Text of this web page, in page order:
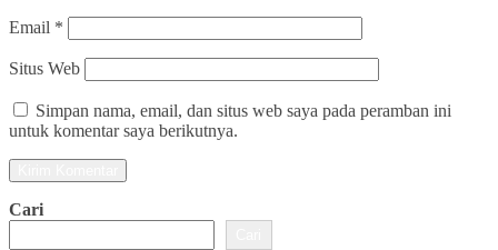
Email *
Situs Web
Simpan nama, email, dan situs web saya pada peramban ini
untuk komentar saya berikutnya.
Cari